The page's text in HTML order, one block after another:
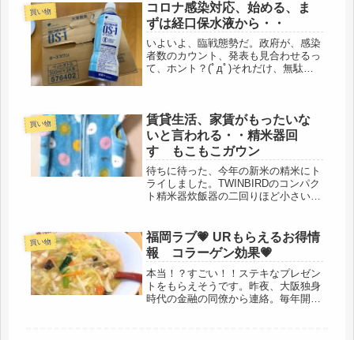
買い物
コロナ感染対応、始める、ま
ずは経口保水液から・・
いよいよ、臨戦態勢だ。政府が、感染
者数のカウント、発表も見合わせるっ
て、ホント？(ﾟдﾟ)それだけ、無駄な
ここで、６６年の人生を振り返る前...
買い物
賃貸生活、家賃がもったいな
いと言われる・・精米器回
す もこもこガウン
待ちに待った、今年の新米の精米にト
ライしました。TWINBIRDのコンパク
ト精米器炊飯器の二回りほど小さい大
（と言うか、物置になっている黒檀の
座敷机）に、フードシールドと共...
買い物
福岡ラブ💗 URもらえるお得情
報 コラーゲン効果💗
本当！？すごい！！ステキなプレゼン
トをもらえそうです。昨夜、大阪独身
時代の金融の同僚から連絡。毎年開催